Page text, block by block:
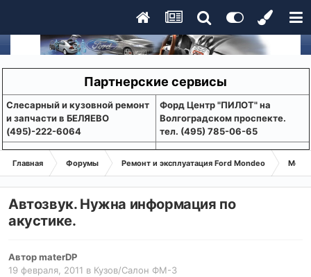
Партнерские сервисы
Слесарный и кузовной ремонт
и запчасти в БЕЛЯЕВО
(495)-222-6064
Форд Центр "ПИЛОТ" на
Волгоградском проспекте.
тел. (495) 785-06-65
Главная Форумы Ремонт и эксплуатация Ford Mondeo
Автозвук. Нужна информация по
акустике.
АвторmaterDP
19 февраля, 2011 в Кузов/Салон ФМ-3